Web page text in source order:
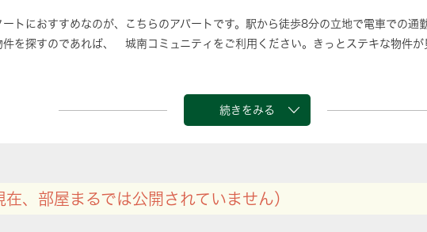
トにおすすめなのが、こちらのアパートです。駅から徒歩8分の立地で電車での通
件を探すのであれば、 城南コミュニティをご利用ください。きっとステキな物件が
続きをみる
在、部屋まるでは公開されていません）